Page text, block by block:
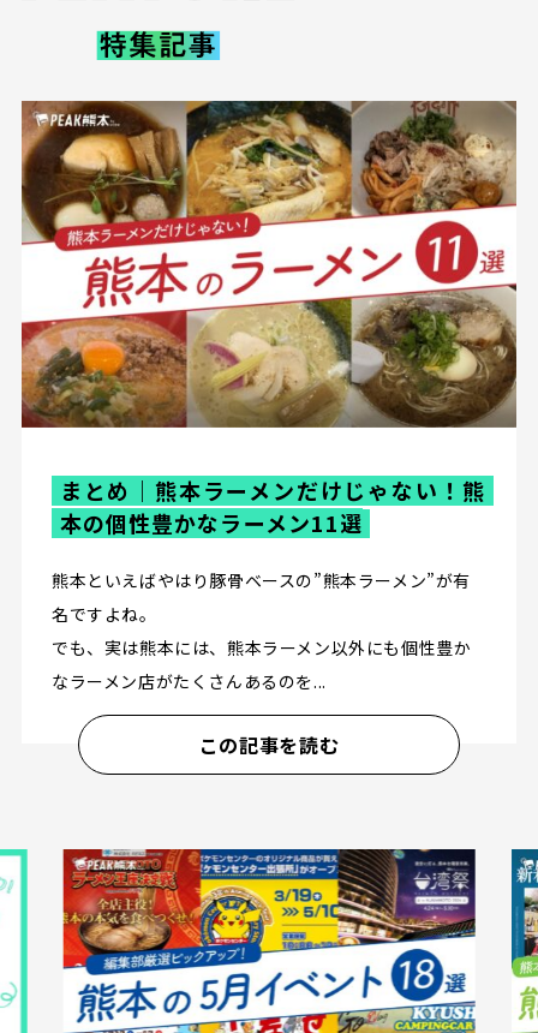
まとめ｜熊本ラーメンだけじゃない！熊
本の個性豊かなラーメン11選
熊本といえばやはり豚骨ベースの”熊本ラーメン”が有
名ですよね。
でも、実は熊本には、熊本ラーメン以外にも個性豊か
なラーメン店がたくさんあるのを...
この記事を読む